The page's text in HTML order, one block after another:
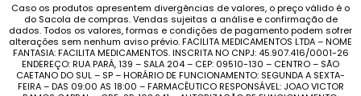
Caso os produtos apresentem divergências de valores, o preço válido é o
do Sacola de compras. Vendas sujeitas a análise e confirmação de
dados. Todos os valores, formas e condições de pagamento podem sofrer
alterações sem nenhum aviso prévio. FACILITA MEDICAMENTOS LTDA – NOME
FANTASIA: FACILITA MEDICAMENTOS. INSCRITA NO CNPJ: 45.907.416/0001-26
ENDEREÇO: RUA PARÁ, 139 – SALA 204 – CEP: 09510-130 – CENTRO – SÃO
CAETANO DO SUL – SP – HORÁRIO DE FUNCIONAMENTO: SEGUNDA A SEXTA-
FEIRA – DAS 09:00 AS 18:00 – FARMACÊUTICO RESPONSÁVEL: JOAO VICTOR